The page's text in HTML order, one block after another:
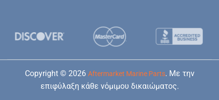
Copyright © 2026 Aftermarket Marine Parts. Με την
επιφύλαξη κάθε νόμιμου δικαιώματος.